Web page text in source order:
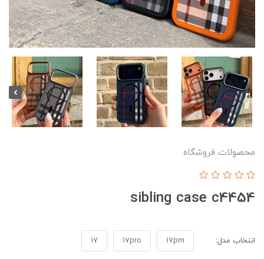
محصولات فروشگاه
sibling case c4454
انتخاب مدل: 17pm
17pro
17